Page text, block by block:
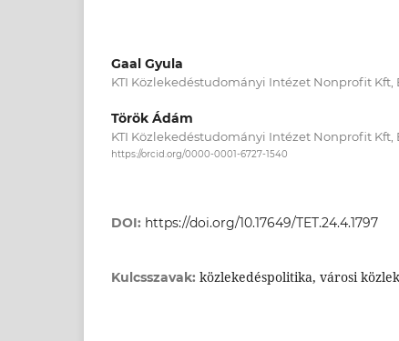
Gaal Gyula
KTI Közlekedéstudományi Intézet Nonprofit Kft,
Török Ádám
KTI Közlekedéstudományi Intézet Nonprofit Kft,
https://orcid.org/0000-0001-6727-1540
DOI: https://doi.org/10.17649/TET.24.4.1797
Kulcsszavak: közlekedéspolitika, városi